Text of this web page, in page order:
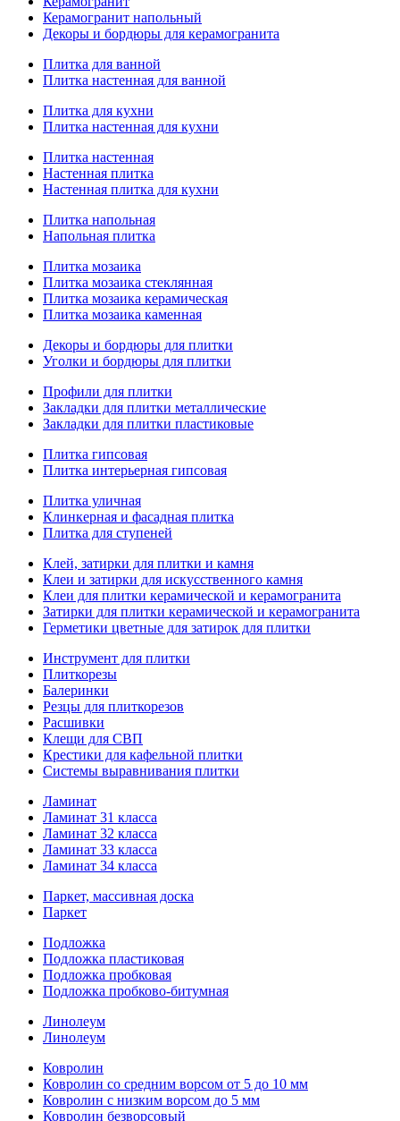
Керамогранит напольный
Декоры и бордюры для керамогранита
Плитка для ванной
Плитка настенная для ванной
Плитка для кухни
Плитка настенная для кухни
Плитка настенная
Настенная плитка
Настенная плитка для кухни
Плитка напольная
Напольная плитка
Плитка мозаика
Плитка мозаика стеклянная
Плитка мозаика керамическая
Плитка мозаика каменная
Декоры и бордюры для плитки
Уголки и бордюры для плитки
Профили для плитки
Закладки для плитки металлические
Закладки для плитки пластиковые
Плитка гипсовая
Плитка интерьерная гипсовая
Плитка уличная
Клинкерная и фасадная плитка
Плитка для ступеней
Клей, затирки для плитки и камня
Клеи и затирки для искусственного камня
Клеи для плитки керамической и керамогранита
Затирки для плитки керамической и керамогранита
Герметики цветные для затирок для плитки
Инструмент для плитки
Плиткорезы
Балеринки
Резцы для плиткорезов
Расшивки
Клещи для СВП
Крестики для кафельной плитки
Системы выравнивания плитки
Ламинат
Ламинат 31 класса
Ламинат 32 класса
Ламинат 33 класса
Ламинат 34 класса
Паркет, массивная доска
Паркет
Подложка
Подложка пластиковая
Подложка пробковая
Подложка пробково-битумная
Линолеум
Линолеум
Ковролин
Ковролин со средним ворсом от 5 до 10 мм
Ковролин с низким ворсом до 5 мм
Ковролин безворсовый